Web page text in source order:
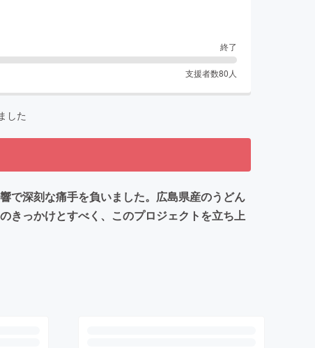
終了
支援者数80 人
した
で深刻な痛手を負いました。広島県産のうどん
きっかけとすべく、このプロジェクトを立ち上